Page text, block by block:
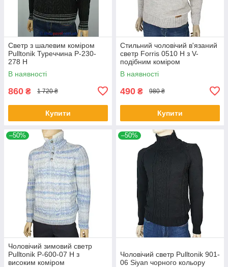
Светр з шалевим коміром
Pulltonik Туреччина P-230-
278 H
В наявності
860 ₴ 1 720 ₴
Купити
Стильний чоловічий в'язаний
светр Forris 0510 Н з V-
подібним коміром
В наявності
490 ₴ 980 ₴
Купити
–50%
Чоловічий зимовий светр
Pulltonik Р-600-07 Н з
високим коміром
–50%
Чоловічий светр Pulltonik 901-
06 Siyan чорного кольору